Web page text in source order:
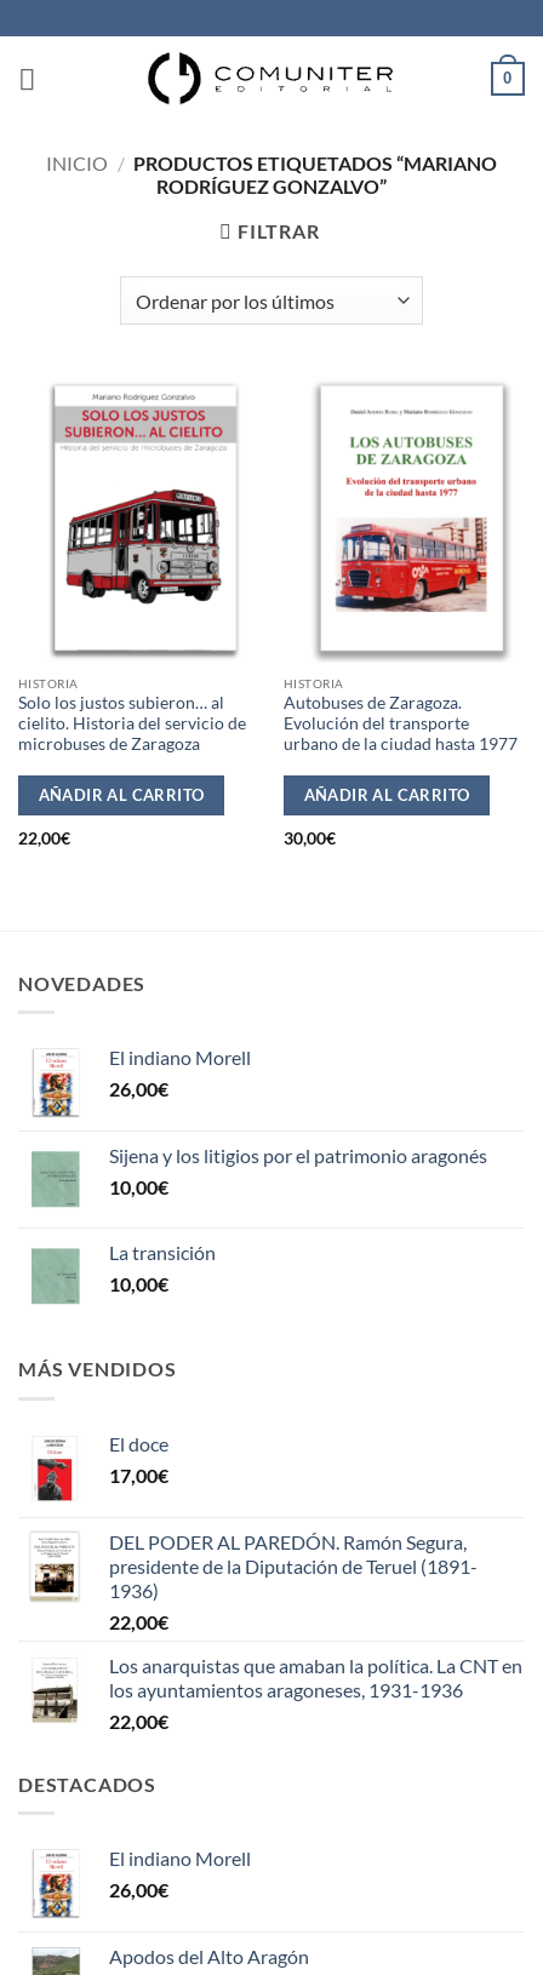
al
contenido
0
INICIO / PRODUCTOS ETIQUETADOS “MARIANO
RODRÍGUEZ GONZALVO”
FILTRAR
HISTORIA
Solo los justos subieron… al
cielito. Historia del servicio de
microbuses de Zaragoza
AÑADIR AL CARRITO
22,00€
HISTORIA
Autobuses de Zaragoza.
Evolución del transporte
urbano de la ciudad hasta 1977
AÑADIR AL CARRITO
30,00€
NOVEDADES
El indiano Morell
26,00€
Sijena y los litigios por el patrimonio aragonés
10,00€
La transición
10,00€
MÁS VENDIDOS
El doce
17,00€
DEL PODER AL PAREDÓN. Ramón Segura,
presidente de la Diputación de Teruel (1891-
1936)
22,00€
Los anarquistas que amaban la política. La CNT en
los ayuntamientos aragoneses, 1931-1936
22,00€
DESTACADOS
El indiano Morell
26,00€
Apodos del Alto Aragón